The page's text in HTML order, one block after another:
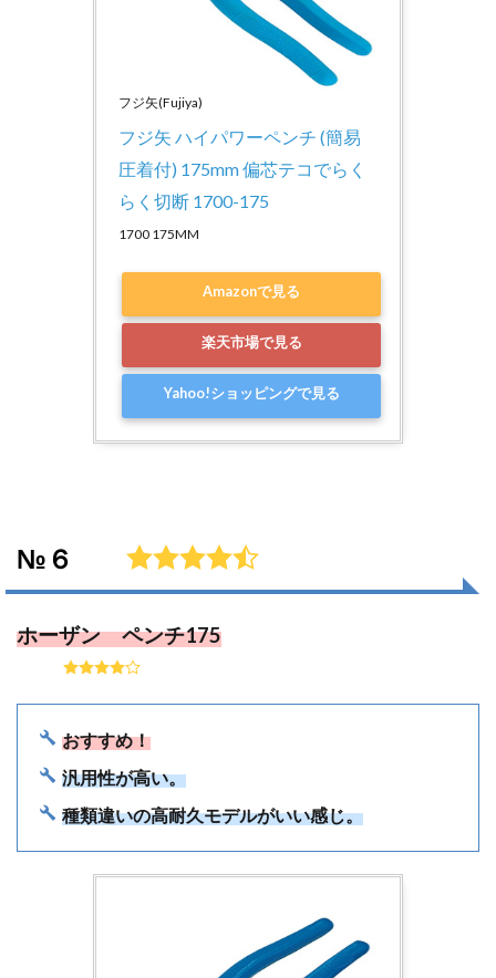
フジ矢(Fujiya)
フジ矢 ハイパワーペンチ (簡易
圧着付) 175mm 偏芯テコでらく
らく切断 1700-175
1700 175MM
Amazonで見る
楽天市場で見る
Yahoo!ショッピングで見る
№６
ホーザン ペンチ175
おすすめ！
汎用性が高い。
種類違いの高耐久モデルがいい感じ。